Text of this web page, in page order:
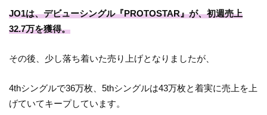
JO1は、デビューシングル『PROTOSTAR』が、初週売上
32.7万を獲得。
その後、少し落ち着いた売り上げとなりましたが、
4thシングルで36万枚、5thシングルは43万枚と着実に売上を上
げていてキープしています。